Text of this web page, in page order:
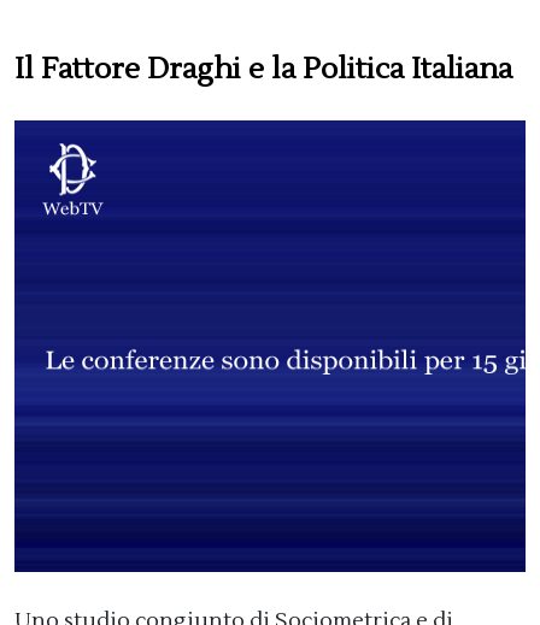
Il Fattore Draghi e la Politica Italiana